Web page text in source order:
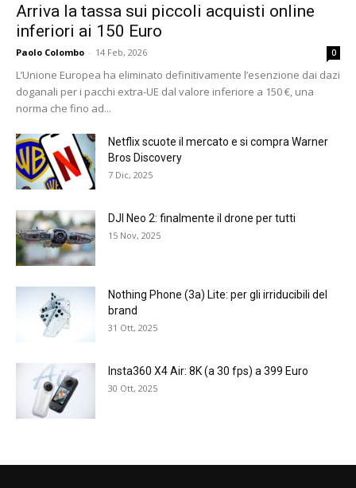
Arriva la tassa sui piccoli acquisti online
inferiori ai 150 Euro
Paolo Colombo - 14 Feb, 2026 0
L’Unione Europea ha eliminato definitivamente l’esenzione dai dazi
doganali per i pacchi extra-UE dal valore inferiore a 150 €, una
norma che fino ad...
Netflix scuote il mercato e si compra Warner
Bros Discovery
7 Dic, 2025
DJI Neo 2: finalmente il drone per tutti
15 Nov, 2025
Nothing Phone (3a) Lite: per gli irriducibili del
brand
31 Ott, 2025
Insta360 X4 Air: 8K (a 30 fps) a 399 Euro
30 Ott, 2025